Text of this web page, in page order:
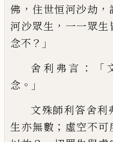
佛 ， 住世恒河沙劫 ，
河沙眾生 ， 一一眾生
念不 ？」
舍利弗言 ：「
念 。」
文殊師利答舍利
生亦無數 ； 虛空不可